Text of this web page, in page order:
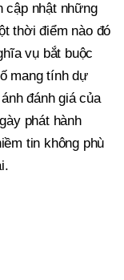
cập nhật những
thời điểm nào đó
vụ bắt buộc
mang tính dự
đánh giá của
phát hành
tin không phù